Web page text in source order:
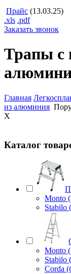
Прайс (13.03.25)
.xls .pdf
Заказать звонок
Трапы с
Главная
из алюминия
X
Каталог
Monto
Stabilo
Monto
Stabilo
Corda